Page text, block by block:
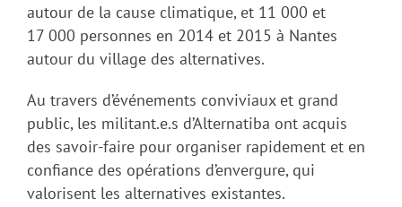
autour de la cause climatique, et 11 000 et
17 000 personnes en 2014 et 2015 à Nantes
autour du village des alternatives.
Au travers d’événements conviviaux et grand
public, les militant.e.s d’Alternatiba ont acquis
des savoir-faire pour organiser rapidement et en
confiance des opérations d’envergure, qui
valorisent les alternatives existantes.